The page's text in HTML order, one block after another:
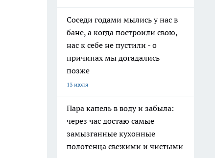
Соседи годами мылись у нас в
бане, а когда построили свою,
нас к себе не пустили - о
причинах мы догадались
позже
13 июля
Пара капель в воду и забыла:
через час достаю самые
замызганные кухонные
полотенца свежими и чистыми